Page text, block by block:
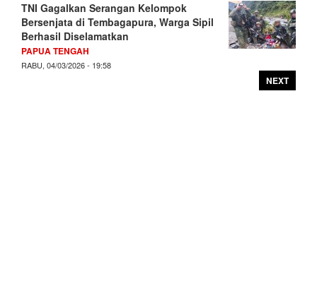
TNI Gagalkan Serangan Kelompok
Bersenjata di Tembagapura, Warga Sipil
Berhasil Diselamatkan
PAPUA TENGAH
RABU, 04/03/2026 - 19:58
NEXT